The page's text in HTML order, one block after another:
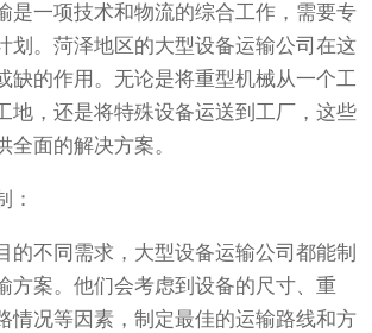
一项技术和物流的综合工作，需要专
划。菏泽地区的大型设备运输公司在这
缺的作用。无论是将重型机械从一个工
地，还是将特殊设备运送到工厂，这些
全面的解决方案。
不同需求，大型设备运输公司都能制
方案。他们会考虑到设备的尺寸、重
情况等因素，制定最佳的运输路线和方